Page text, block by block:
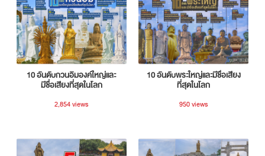
10 อันดับกวนอิมองค์ใหญ่และ
มีชื่อเสียงที่สุดในโลก
2,854 views
10 อันดับพระใหญ่และมีชื่อเสียง
ที่สุดในโลก
950 views